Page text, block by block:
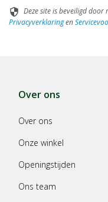
security Deze site is beveiligd door
Privacyverklaringen
Over ons
Over ons
Onze winkel
Openingstijden
Ons team